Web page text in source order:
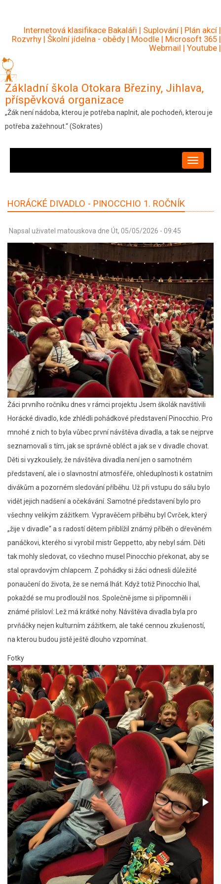
hlavnímuInternetová klasifikace Bakaláři | Suplování | Plán akcí |
Rozvrhy | Školní jídelna - obědy | Moodle | Microsoft 365 |
Webmail | Youtube |
Základní škola Otokara Březiny, Jihlava,
příspěvková organizace
„Žák není nádoba, kterou je potřeba naplnit, ale pochodeň, kterou je
potřeba zažehnout.“ (Sokrates)
HORÁCKÉ DIVADLO - PINOCCHIO 1. ROČNÍK
Napsal uživatel matouskova dne Út, 05/05/2026 - 09:45
Žáci prvního ročníku dnes v rámci projektu Jsem školák navštívili
Horácké divadlo, kde zhlédli pohádkové představení Pinocchio. Pro
mnohé z nich to byla vůbec první návštěva divadla, a tak se nejprve
seznamovali s tím, jak se správně obléct a jak se v divadle chovat.
Děti si vyzkoušely, že návštěva divadla není jen o samotném
představení, ale i o slavnostní atmosféře, ohleduplnosti k ostatním
divákům a pozorném sledování příběhu. Už při vstupu do sálu bylo
vidět jejich nadšení a očekávání. Samotné představení bylo pro
všechny velikým zážitkem. Vypravěčem příběhu byl Cvrček, který
„žije v divadle“ a s radostí dětem přiblížil známý příběh o dřevěném
panáčkovi, kterého si vyrobil mistr Geppetto, aby nebyl sám. Děti
tak mohly sledovat, co všechno musel Pinocchio překonat, aby se
stal opravdovým chlapcem. Z pohádky si žáci odnesli důležité
ponaučení do života, že se nemá lhát. Když totiž Pinocchio lhal,
pokaždé se mu prodloužil nos. Společně jsme si připomněli i
známé přísloví: Lež má krátké nohy. Návštěva divadla byla pro
prvňáčky nejen kulturním zážitkem, ale také cennou zkušeností,
na kterou budou jistě ještě dlouho vzpomínat.
Fotky